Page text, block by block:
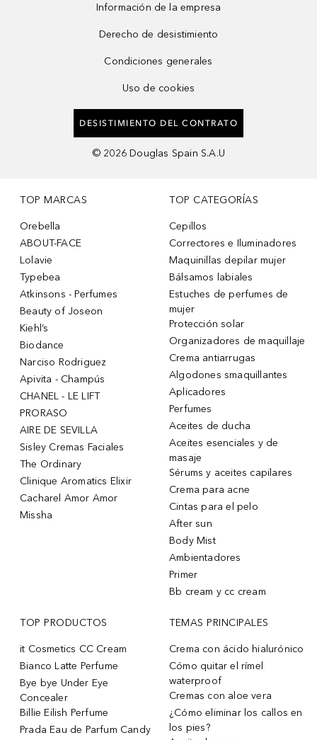
Información de la empresa
Derecho de desistimiento
Condiciones generales
Uso de cookies
DESISTIMIENTO DEL CONTRATO
© 2026 Douglas Spain S.A.U
TOP MARCAS
Orebella
ABOUT-FACE
Lolavie
Typebea
Atkinsons - Perfumes
Beauty of Joseon
Kiehl’s
Biodance
Narciso Rodriguez
Apivita - Champús
CHANEL - LE LIFT
PRORASO
AIRE DE SEVILLA
Sisley Cremas Faciales
The Ordinary
Clinique Aromatics Elixir
Cacharel Amor Amor
Missha
TOP CATEGORÍAS
Cepillos
Correctores e Iluminadores
Maquinillas depilar mujer
Bálsamos labiales
Estuches de perfumes de
mujer
Protección solar
Organizadores de maquillaje
Crema antiarrugas
Algodones smaquillantes
Aplicadores
Perfumes
Aceites de ducha
Aceites esenciales y de
masaje
Sérums y aceites capilares
Crema para acne
Cintas para el pelo
After sun
Body Mist
Ambientadores
Primer
Bb cream y cc cream
TOP PRODUCTOS
it Cosmetics CC Cream
Bianco Latte Perfume
Bye bye Under Eye
Concealer
Billie Eilish Perfume
Prada Eau de Parfum Candy
TEMAS PRINCIPALES
Crema con ácido hialurónico
Cómo quitar el rímel
waterproof
Cremas con aloe vera
¿Cómo eliminar los callos en
los pies?